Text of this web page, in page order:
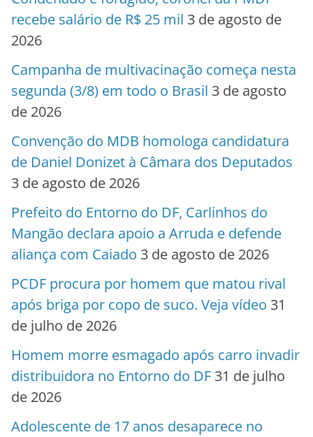
recebe salário de R$ 25 mil 3 de agosto de
2026
Campanha de multivacinação começa nesta
segunda (3/8) em todo o Brasil 3 de agosto
de 2026
Convenção do MDB homologa candidatura
de Daniel Donizet à Câmara dos Deputados
3 de agosto de 2026
Prefeito do Entorno do DF, Carlinhos do
Mangão declara apoio a Arruda e defende
aliança com Caiado 3 de agosto de 2026
PCDF procura por homem que matou rival
após briga por copo de suco. Veja vídeo 31
de julho de 2026
Homem morre esmagado após carro invadir
distribuidora no Entorno do DF 31 de julho
de 2026
Adolescente de 17 anos desaparece no